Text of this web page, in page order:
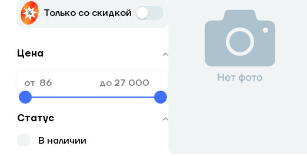
Только со скидкой
Цена
от до
Статус
В наличии